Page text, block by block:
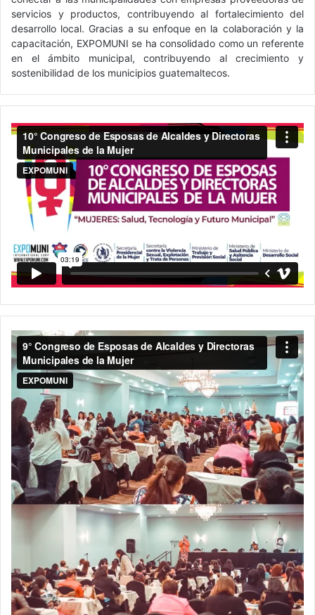
servicios y productos, contribuyendo al fortalecimiento del
desarrollo local. Gracias a su enfoque en la colaboración y la
capacitación, EXPOMUNI se ha consolidado como un referente
en el ámbito municipal, contribuyendo al crecimiento y
sostenibilidad de los municipios guatemaltecos.